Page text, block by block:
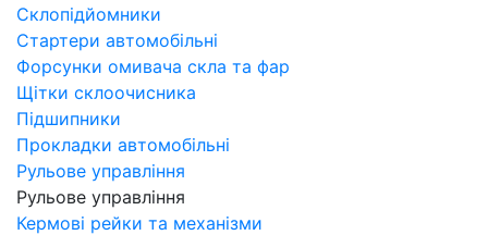
Склопідйомники
Стартери автомобільні
Форсунки омивача скла та фар
Щітки склоочисника
Підшипники
Прокладки автомобільні
Рульове управління
Рульове управління
Кермові рейки та механізми